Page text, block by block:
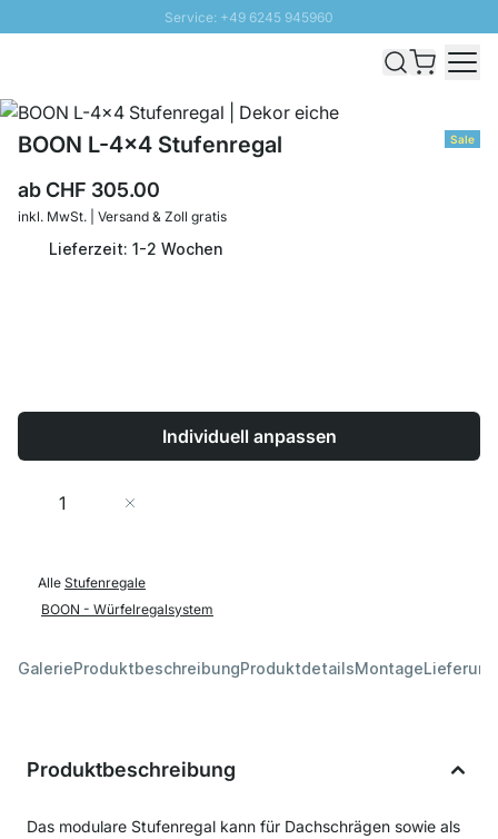
Service: +49 6245 945960
SUNNY SALE: Bis zu 20% Rabatt
Sale
BOON L-4x4 Stufenregal
abCHF 305.00
inkl. MwSt. | Versand & Zoll gratis
Lieferzeit: 1-2 Wochen
Individuell anpassen
Menge
Alle Stufenregale
BOON - Würfelregalsystem
GalerieProduktbeschreibungProduktdetailsMontage
Produktbeschreibung
Das modulare Stufenregal kann für Dachschrägen sowie als